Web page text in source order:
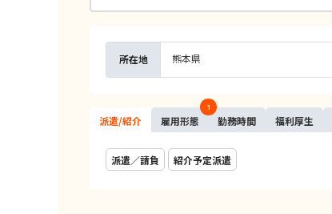
所在地 熊本県
派遣/紹介 雇用形態
1
勤務時間 福利厚生
派遣／請負 紹介予定派遣